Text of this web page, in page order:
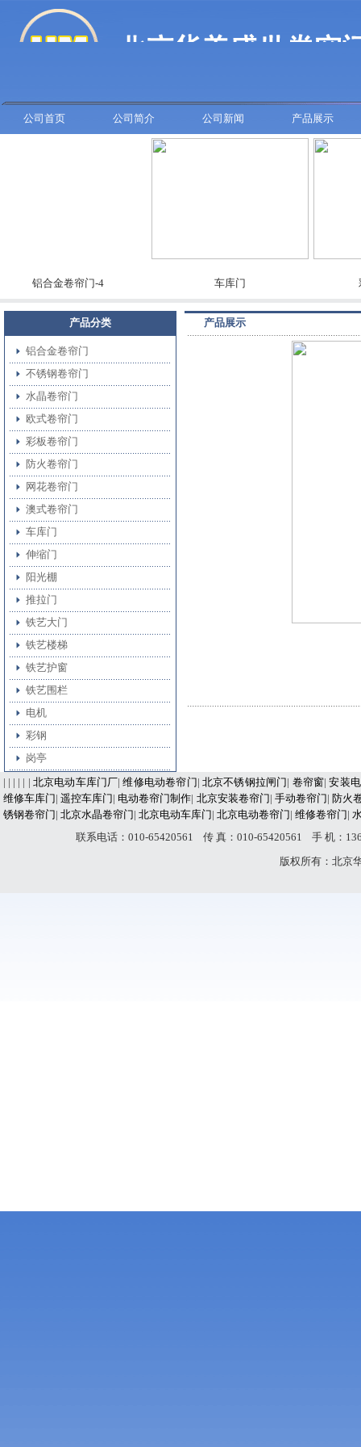
公司首页 公司简介 公司新闻 产品展示
铝合金卷帘门-4 车库门 彩
产品分类
铝合金卷帘门
不锈钢卷帘门
水晶卷帘门
欧式卷帘门
彩板卷帘门
防火卷帘门
网花卷帘门
澳式卷帘门
车库门
伸缩门
阳光棚
推拉门
铁艺大门
铁艺楼梯
铁艺护窗
铁艺围栏
电机
彩钢
岗亭
产品展示
| | | | | | 北京电动车库门厂|维修电动卷帘门| 北京不锈钢拉闸门| 卷帘窗|安装
维修车库门| 遥控车库门| 电动卷帘门制作| 北京安装卷帘门| 手动卷帘门| 防火
锈钢卷帘门| 北京水晶卷帘门| 北京电动车库门| 北京电动卷帘门| 维修卷帘门|
联系电话：010-65420561 传 真：010-65420561 手 机：
版权所有：北京